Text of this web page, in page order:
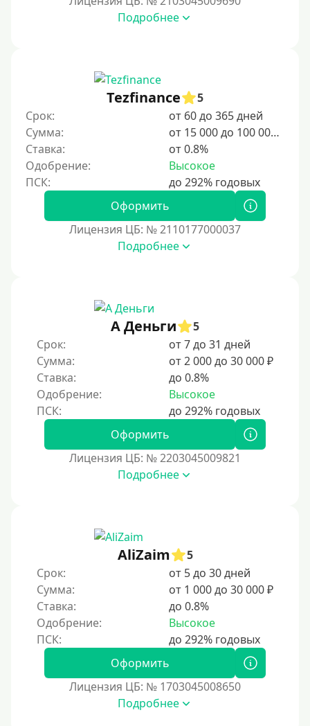
5 дней
На неделю
10 дней
2 недели
15 дней
30 дней без процентов
60 дней
3 месяца
90 дней
100 дней
5 месяцев
365 дней
2 года
3 года
4 года
Краткосрочные
Подробнее
Tezfinance
5
Срок:
от 60 до 365 дней
Сумма:
от 15 000 до 100 000 ₽
Ставка:
от 0.8%
Одобрение:
Высокое
Оформить
Лицензия ЦБ: № 2110177000037
Подробнее
А Деньги
5
Срок:
от 7 до 31 дней
Сумма:
от 2 000 до 30 000 ₽
Ставка:
до 0.8%
Одобрение:
Высокое
Оформить
Лицензия ЦБ: № 2203045009821
Подробнее
AliZaim
5
Срок:
от 5 до 30 дней
Сумма:
от 1 000 до 30 000 ₽
Ставка:
до 0.8%
Одобрение:
Высокое
Оформить
Лицензия ЦБ: № 1703045008650
Подробнее